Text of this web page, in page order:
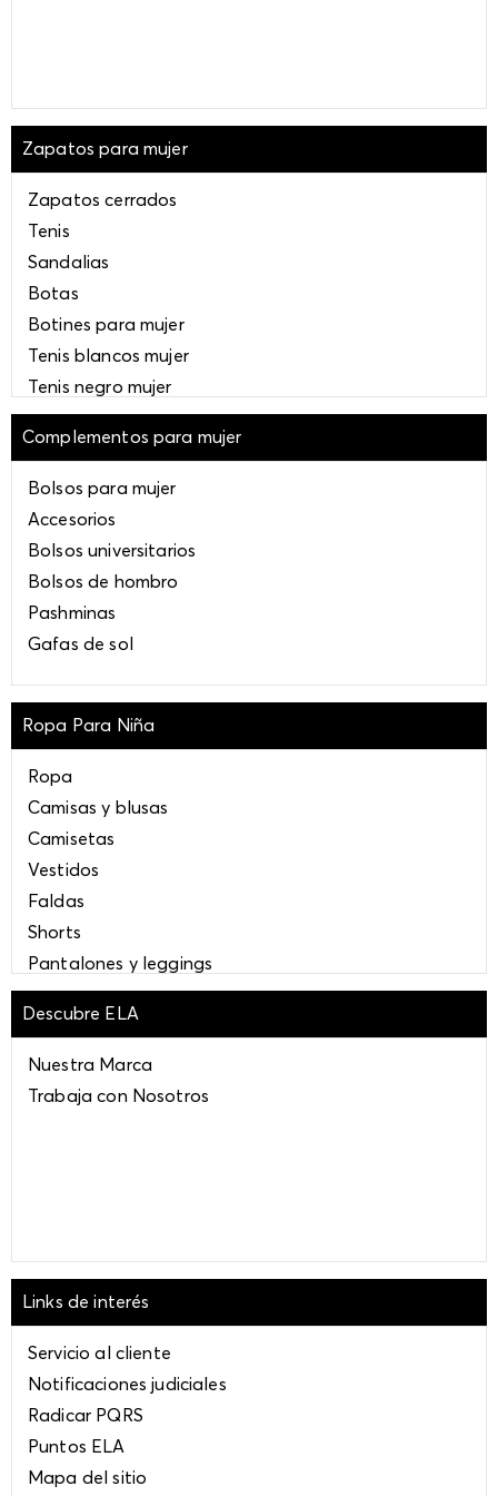
Zapatos para mujer
Zapatos cerrados
Tenis
Sandalias
Botas
Botines para mujer
Tenis blancos mujer
Tenis negro mujer
Tenis plataforma mujer
Tenis plateados mujer
Tenis fucsia mujer
Tenis beige mujer
Zapatos de plataforma
Complementos para mujer
Bolsos para mujer
Accesorios
Bolsos universitarios
Bolsos de hombro
Pashminas
Gafas de sol
Ropa Para Niña
Ropa
Camisas y blusas
Camisetas
Vestidos
Faldas
Shorts
Pantalones y leggings
Chaquetas y chalecos
Jeans palazzo
Jeans skinny
Zapatos
Tenis
Descubre ELA
Nuestra Marca
Trabaja con Nosotros
Links de interés
Servicio al cliente
Notificaciones judiciales
Radicar PQRS
Puntos ELA
Mapa del sitio